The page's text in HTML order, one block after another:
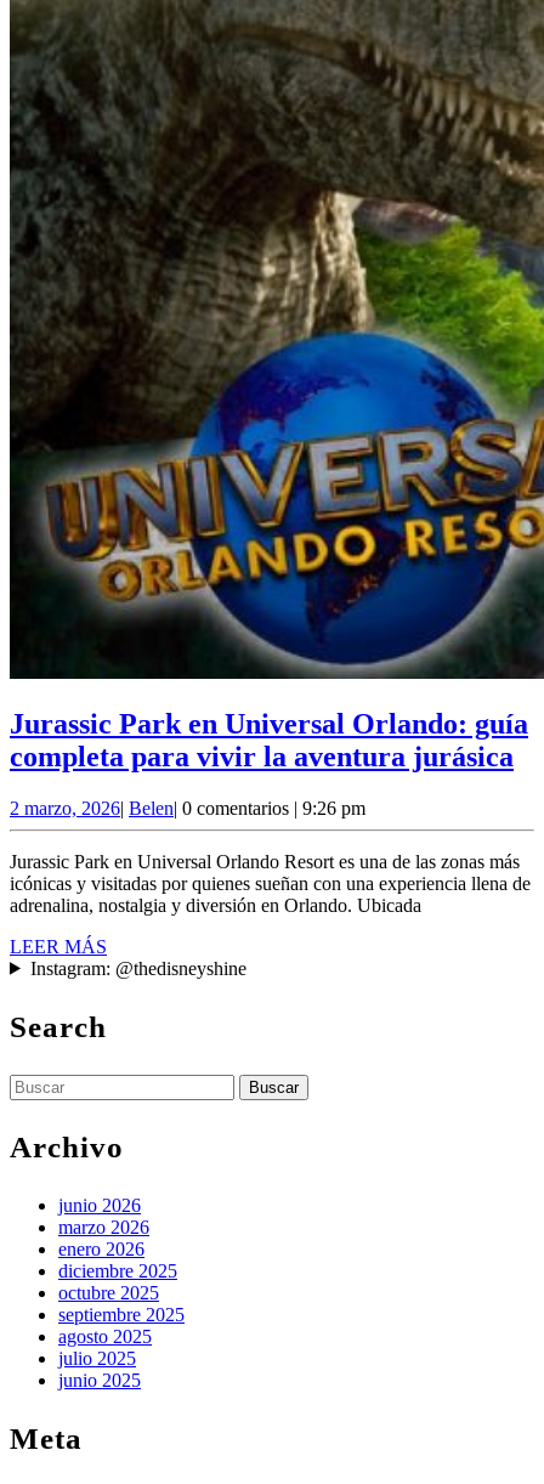
Jurassic Park en Universal Orlando: guía
completa para vivir la aventura jurásica
2 marzo, 20262
marzo,
2026
| BelenBelen
| 0 comentarios | 9:26 pm
Jurassic Park en Universal Orlando Resort es una de las zonas más
icónicas y visitadas por quienes sueñan con una experiencia llena de
adrenalina, nostalgia y diversión en Orlando. Ubicada
LEER MÁS
MÁS
Instagram: @thedisneyshine
Search
Buscar:
Archivo
junio 2026
marzo 2026
enero 2026
diciembre 2025
octubre 2025
septiembre 2025
agosto 2025
julio 2025
junio 2025
Meta